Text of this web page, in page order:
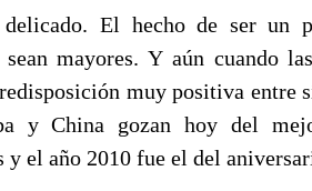
delicado. El hecho de ser un
sean mayores. Y aún cuando
muy positiva entre
y China gozan hoy del
el año 2010 fue el del